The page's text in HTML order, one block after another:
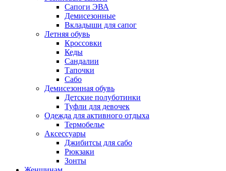
Сапоги ЭВА
Демисезонные
Вкладыши для сапог
Летняя обувь
Кроссовки
Кеды
Сандалии
Тапочки
Сабо
Демисезонная обувь
Детские полуботинки
Туфли для девочек
Одежда для активного отдыха
Термобелье
Аксессуары
Джибитсы для сабо
Рюкзаки
Зонты